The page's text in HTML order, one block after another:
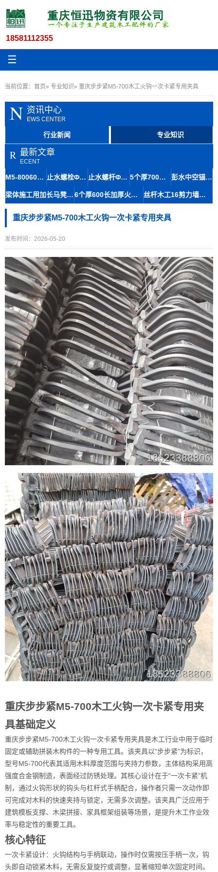
18581112355
☰
当前位置： 首页» 专业知识» 重庆步步紧M5-700木工火钩一次卡紧专用夹具
N 资讯中心
EWS CENTER
行业新闻 专业知识
R 最新文章
ECENT
M5-80060步步紧建筑专用扒钩 利川聚缘配件可专车到场 止水螺栓Φ10.8穿墙压条对拉螺杆江北区拆除方便 止水螺杆Φ10建筑高强丝杆房建施工防跑模荣昌区专用 5个厚700长木工夹具模板步步紧拉紧器万盛夹具厂家扒钩定制 彭水中空锚杆14.5粗牙对拉螺杆止水拉杆螺栓快速生产
梁体施工用加长马凳钢筋布局合理 石柱库房发货防事故 6个厚600长加厚火钩 木工专用步步紧 青川建筑冷轧 丝杆木工16剪力墙拉杆一段式止水螺杆渝中区单体重量轻
重庆步步紧M5-700木工火钩一次卡紧专用夹具
发布时间：2026-05-20
重庆步步紧M5-700木工火钩一次卡紧专用夹
具基础定义
重庆步步紧M5-700木工火钩一次卡紧专用夹具是木工行业中用于临时
固定或辅助拼装木构件的一种专用工具。该夹具以“步步紧”为标识，
型号M5-700代表其适用木料厚度范围与夹持力参数，主体结构采用高
强度合金钢制造，表面经过防锈处理。其核心设计在于“一次卡紧”机
制，通过火钩形状的钩头与杠杆式手柄配合，操作者只需一次动作即
可完成对木料的快速夹持与锁定，无需多次调整。该夹具广泛应用于
建筑模板支撑、木梁拼接、家具框架组装等场景，是提升木工作业效
率与稳定性的重要工具。
核心特征
一次卡紧设计：火钩结构与手柄联动，操作时仅需按压手柄一次，钩
头即自动锁紧木料，无需反复旋拧或调整，显著缩短单次固定时间。